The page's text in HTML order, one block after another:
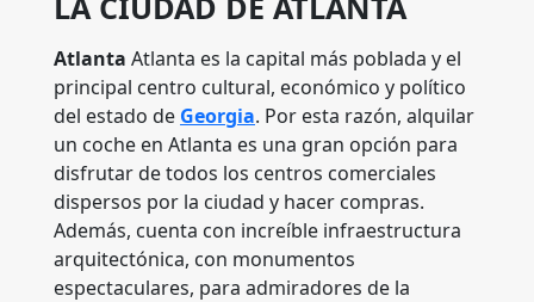
Atlanta Atlanta es la capital más poblada y el
principal centro cultural, económico y político
del estado de Georgia. Por esta razón, alquilar
un coche en Atlanta es una gran opción para
disfrutar de todos los centros comerciales
dispersos por la ciudad y hacer compras.
Además, cuenta con increíble infraestructura
arquitectónica, con monumentos
espectaculares, para admiradores de la